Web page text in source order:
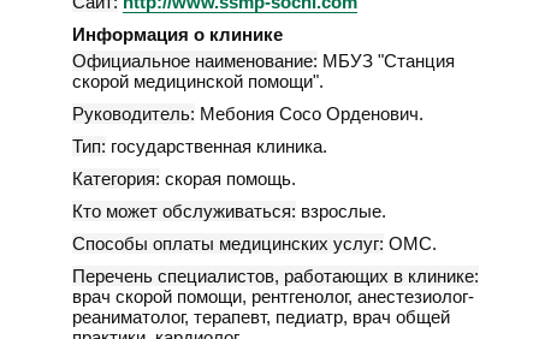
Информация о клинике
Официальное наименование: МБУЗ "Станция
скорой медицинской помощи".
Руководитель: Мебония Сосо Орденович.
Тип: государственная клиника.
Категория: скорая помощь.
Кто может обслуживаться: взрослые.
Способы оплаты медицинских услуг: ОМС.
Перечень специалистов, работающих в клинике:
врач скорой помощи, рентгенолог, анестезиолог-
реаниматолог, терапевт, педиатр, врач общей